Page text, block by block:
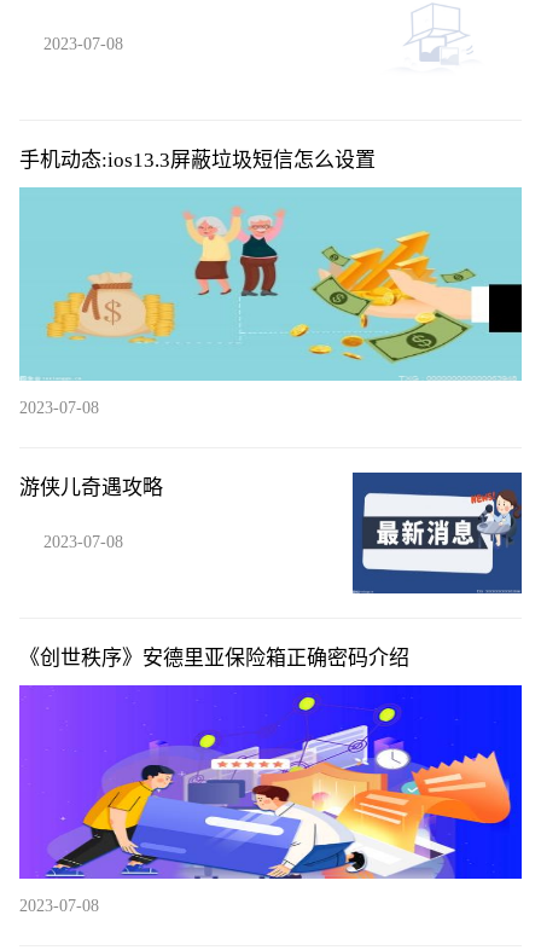
2023-07-08
手机动态:ios13.3屏蔽垃圾短信怎么设置
2023-07-08
游侠儿奇遇攻略
2023-07-08
《创世秩序》安德里亚保险箱正确密码介绍
2023-07-08